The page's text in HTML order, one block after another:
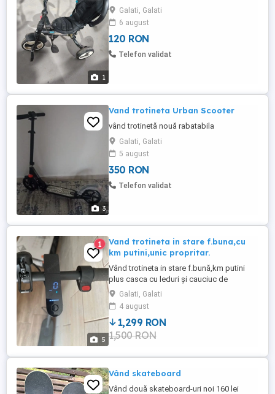
1
Galati, Galati
6 august
120 RON
Telefon validat
3
Vand trotineta Urban Scooter
vând trotinetă nouă rabatabila
Galati, Galati
5 august
350 RON
Telefon validat
5
1
Vand trotineta in stare f.buna,cu
km putini,unic propritar.
Vând trotineta in stare f.bună,km putini
plus casca cu leduri și cauciuc de
rezerva.Pret 15 milioane neg.Tel.
Galati, Galati
4 august
1,299 RON
1,500 RON
Vând skateboard
Vând două skateboard-uri noi 160 lei